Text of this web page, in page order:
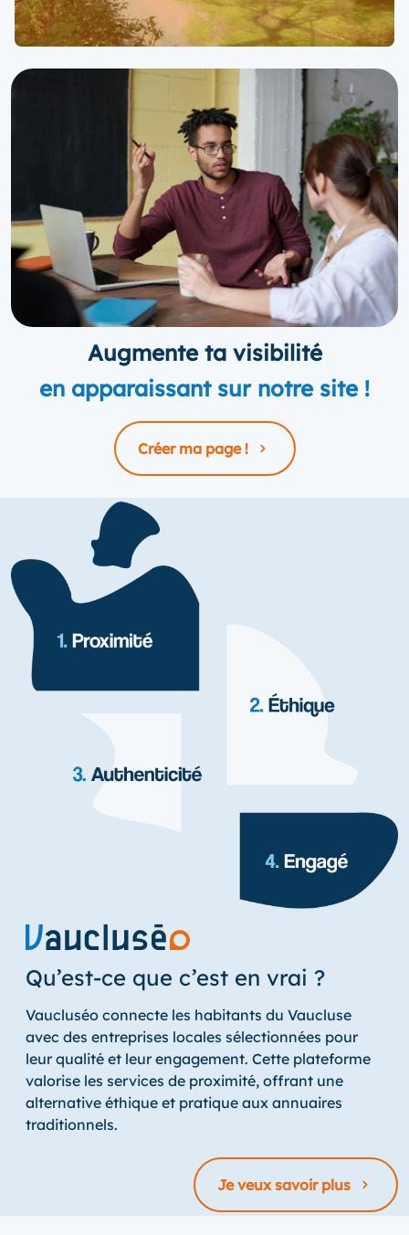
Augmente ta visibilité
en apparaissant sur notre site !
Créer ma page !
Qu’est-ce que c’est en vrai ?
Vaucluséo connecte les habitants du Vaucluse
avec des entreprises locales sélectionnées pour
leur qualité et leur engagement. Cette plateforme
valorise les services de proximité, offrant une
alternative éthique et pratique aux annuaires
traditionnels.
Je veux savoir plus